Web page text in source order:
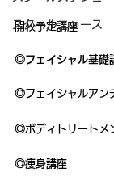
スクールニュース
開校予定講座
◎フェイシャル基礎
◎フェイシャルアン
◎ボディトリートメ
◎痩身講座